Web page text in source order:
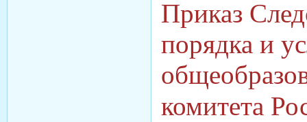
Приказ
порядка и
комитета